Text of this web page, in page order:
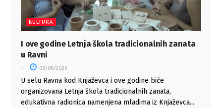
KULTURA
I ove godine Letnja škola tradicionalnih zanata
u Ravni
08/08/2026
U selu Ravna kod Knjaževca i ove godine biće
organizovana Letnja škola tradicionalnih zanata,
edukativna radionica namenjena mladima iz Knjaževca...